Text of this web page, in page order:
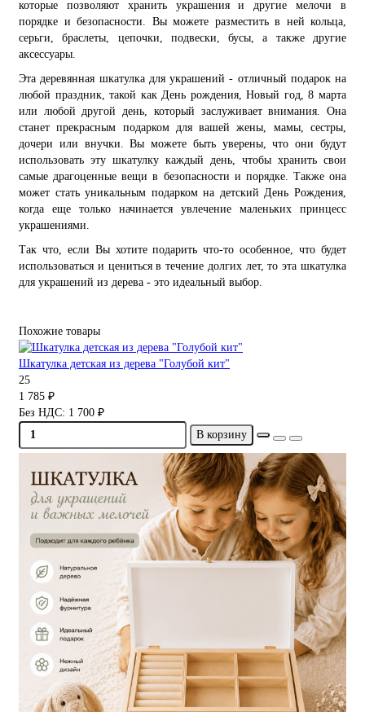
которые позволяют хранить украшения и другие мелочи в
порядке и безопасности. Вы можете разместить в ней кольца,
серьги, браслеты, цепочки, подвески, бусы, а также другие
аксессуары.
Эта деревянная шкатулка для украшений - отличный подарок на
любой праздник, такой как День рождения, Новый год, 8 марта
или любой другой день, который заслуживает внимания. Она
станет прекрасным подарком для вашей жены, мамы, сестры,
дочери или внучки. Вы можете быть уверены, что они будут
использовать эту шкатулку каждый день, чтобы хранить свои
самые драгоценные вещи в безопасности и порядке. Также она
может стать уникальным подарком на детский День Рождения,
когда еще только начинается увлечение маленьких принцесс
украшениями.
Так что, если Вы хотите подарить что-то особенное, что будет
использоваться и цениться в течение долгих лет, то эта шкатулка
для украшений из дерева - это идеальный выбор.
Похожие товары
Шкатулка детская из дерева "Голубой кит"
25
1 785 ₽
Без НДС: 1 700 ₽
В корзину